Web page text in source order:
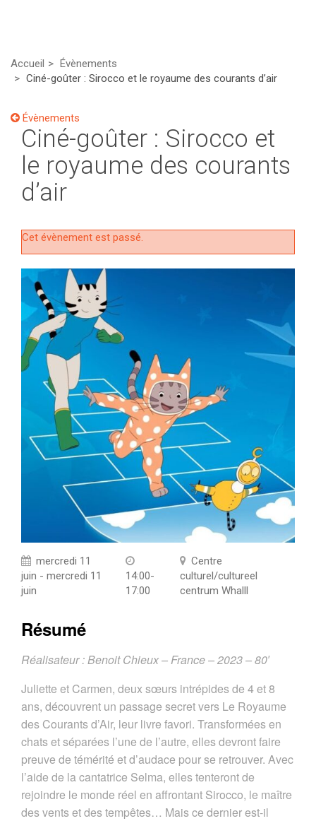
Accueil
Évènements
Ciné-goûter : Sirocco et le royaume des courants d’air
Évènements
Ciné-goûter : Sirocco et
le royaume des courants
d’air
Cet évènement est passé.
mercredi 11
juin - mercredi 11
juin
14:00-
17:00
Centre
culturel/cultureel
centrum Whalll
Résumé
Réalisateur : Benoit Chieux – France – 2023 – 80′
Juliette et Carmen, deux sœurs intrépides de 4 et 8
ans, découvrent un passage secret vers Le Royaume
des Courants d’Air, leur livre favori. Transformées en
chats et séparées l’une de l’autre, elles devront faire
preuve de témérité et d’audace pour se retrouver. Avec
l’aide de la cantatrice Selma, elles tenteront de
rejoindre le monde réel en affrontant Sirocco, le maître
des vents et des tempêtes… Mais ce dernier est-il